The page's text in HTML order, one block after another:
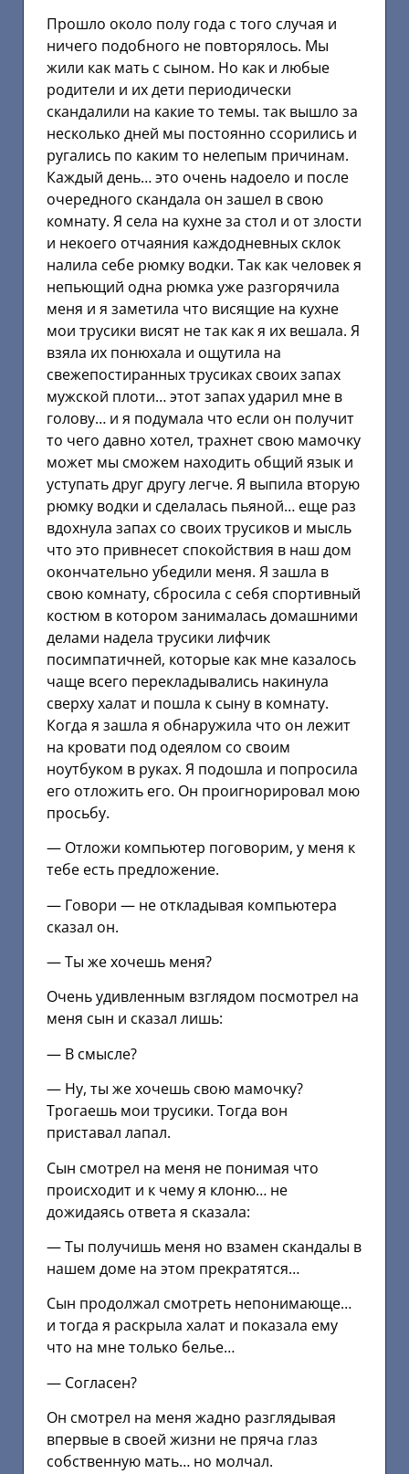
Прошло около полу года с того случая и
ничего подобного не повторялось. Мы
жили как мать с сыном. Но как и любые
родители и их дети периодически
скандалили на какие то темы. так вышло за
несколько дней мы постоянно ссорились и
ругались по каким то нелепым причинам.
Каждый день… это очень надоело и после
очередного скандала он зашел в свою
комнату. Я села на кухне за стол и от злости
и некоего отчаяния каждодневных склок
налила себе рюмку водки. Так как человек я
непьющий одна рюмка уже разгорячила
меня и я заметила что висящие на кухне
мои трусики висят не так как я их вешала. Я
взяла их понюхала и ощутила на
свежепостиранных трусиках своих запах
мужской плоти… этот запах ударил мне в
голову… и я подумала что если он получит
то чего давно хотел, трахнет свою мамочку
может мы сможем находить общий язык и
уступать друг другу легче. Я выпила вторую
рюмку водки и сделалась пьяной… еще раз
вдохнула запах со своих трусиков и мысль
что это привнесет спокойствия в наш дом
окончательно убедили меня. Я зашла в
свою комнату, сбросила с себя спортивный
костюм в котором занималась домашними
делами надела трусики лифчик
посимпатичней, которые как мне казалось
чаще всего перекладывались накинула
сверху халат и пошла к сыну в комнату.
Когда я зашла я обнаружила что он лежит
на кровати под одеялом со своим
ноутбуком в руках. Я подошла и попросила
его отложить его. Он проигнорировал мою
просьбу.
— Отложи компьютер поговорим, у меня к
тебе есть предложение.
— Говори — не откладывая компьютера
сказал он.
— Ты же хочешь меня?
Очень удивленным взглядом посмотрел на
меня сын и сказал лишь:
— В смысле?
— Ну, ты же хочешь свою мамочку?
Трогаешь мои трусики. Тогда вон
приставал лапал.
Сын смотрел на меня не понимая что
происходит и к чему я клоню… не
дожидаясь ответа я сказала:
— Ты получишь меня но взамен скандалы в
нашем доме на этом прекратятся…
Сын продолжал смотреть непонимающе…
и тогда я раскрыла халат и показала ему
что на мне только белье…
— Согласен?
Он смотрел на меня жадно разглядывая
впервые в своей жизни не пряча глаз
собственную мать… но молчал.